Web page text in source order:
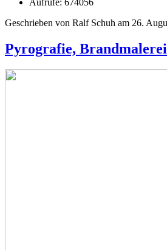
Aufrufe: 674056
Geschrieben von Ralf Schuh am 26.
Pyrografie, Brandmalerei